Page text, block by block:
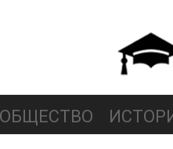
ОБЩЕСТВО